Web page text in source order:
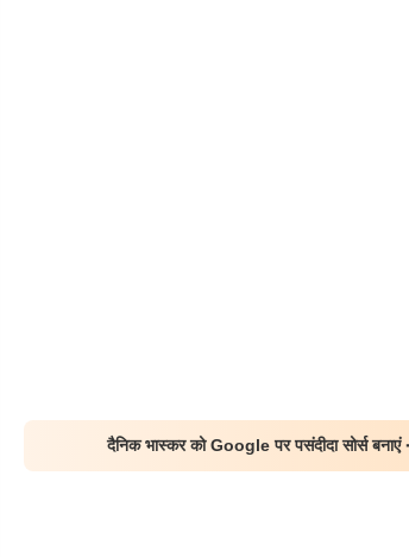
दैनिक भास्कर को Google पर पसंदीदा सोर्स